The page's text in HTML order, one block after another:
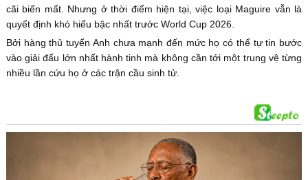
cãi biến mất. Nhưng ở thời điểm hiện tại, việc loại Maguire vẫn là
quyết định khó hiểu bậc nhất trước World Cup 2026.
Bởi hàng thủ tuyển Anh chưa mạnh đến mức họ có thể tự tin bước
vào giải đấu lớn nhất hành tinh mà không cần tới một trung vệ từng
nhiều lần cứu họ ở các trận cầu sinh tử.